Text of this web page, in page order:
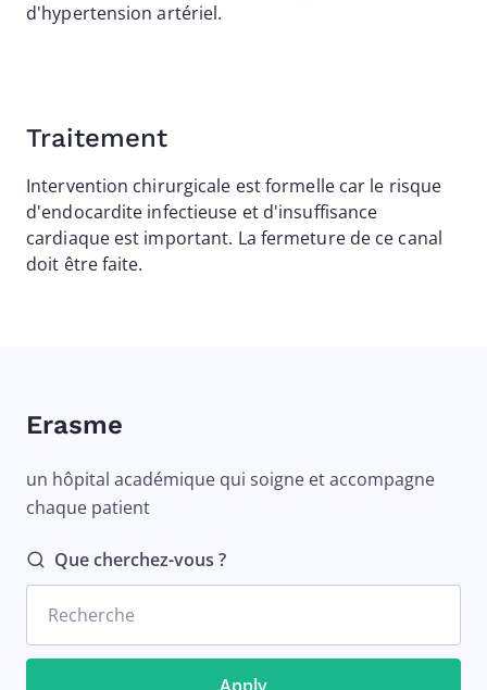
d'hypertension artériel.
Traitement
Intervention chirurgicale est formelle car le risque
d'endocardite infectieuse et d'insuffisance
cardiaque est important. La fermeture de ce canal
doit être faite.
Erasme
un hôpital académique qui soigne et accompagne
chaque patient
Que cherchez-vous ?
Recherche